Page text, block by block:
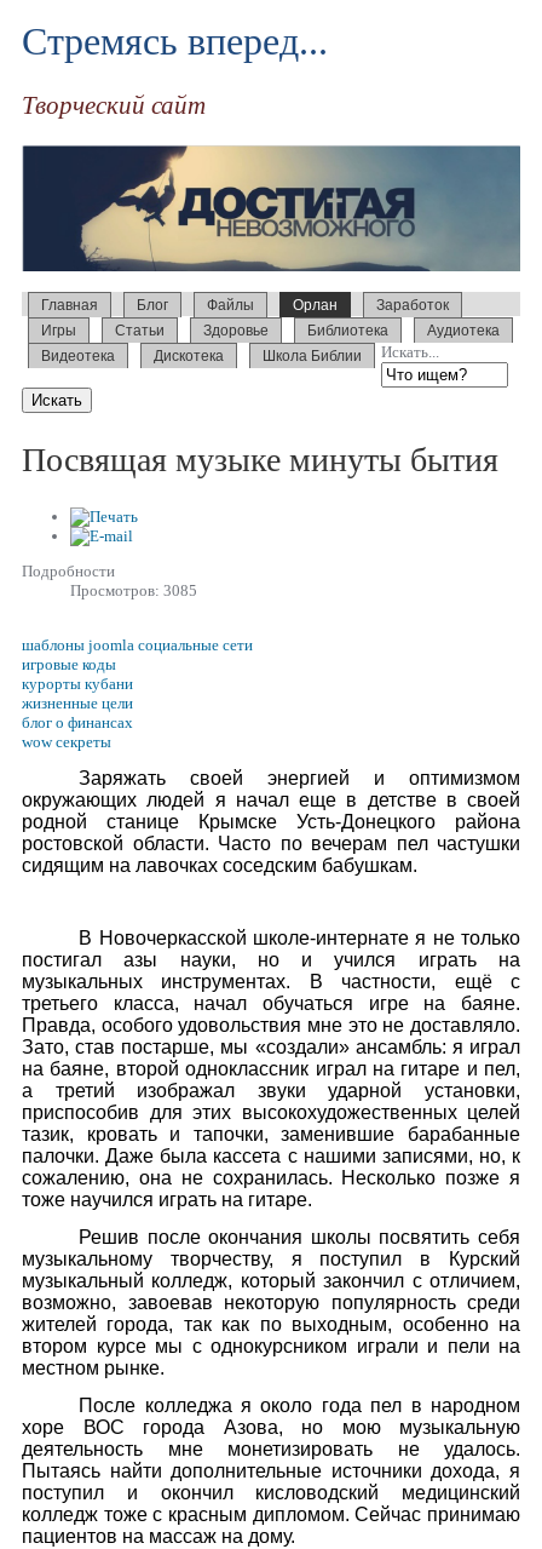
Стремясь вперед...
Творческий сайт
Главная Блог Файлы Орлан
Заработок
Игры
Статьи Здоровье Библиотека
Аудиотека
Видеотека
Дискотека Школа Библии Искать...
Посвящая музыке минуты бытия
Подробности
Просмотров: 3085
шаблоны joomla социальные сети
игровые коды
курорты кубани
жизненные цели
блог о финансах
wow секреты
Заряжать своей энергией и оптимизмом
окружающих людей я начал еще в детстве в своей
родной станице Крымске Усть-Донецкого района
ростовской области. Часто по вечерам пел частушки
сидящим на лавочках соседским бабушкам.
В Новочеркасской школе-интернате я не только
постигал азы науки, но и учился играть на
музыкальных инструментах. В частности, ещё с
третьего класса, начал обучаться игре на баяне.
Правда, особого удовольствия мне это не доставляло.
Зато, став постарше, мы «создали» ансамбль: я играл
на баяне, второй одноклассник играл на гитаре и пел,
а третий изображал звуки ударной установки,
приспособив для этих высокохудожественных целей
тазик, кровать и тапочки, заменившие барабанные
палочки. Даже была кассета с нашими записями, но, к
сожалению, она не сохранилась. Несколько позже я
тоже научился играть на гитаре.
Решив после окончания школы посвятить себя
музыкальному творчеству, я поступил в Курский
музыкальный колледж, который закончил с отличием,
возможно, завоевав некоторую популярность среди
жителей города, так как по выходным, особенно на
втором курсе мы с однокурсником играли и пели на
местном рынке.
После колледжа я около года пел в народном
хоре ВОС города Азова, но мою музыкальную
деятельность мне монетизировать не удалось.
Пытаясь найти дополнительные источники дохода, я
поступил и окончил кисловодский медицинский
колледж тоже с красным дипломом. Сейчас принимаю
пациентов на массаж на дому.